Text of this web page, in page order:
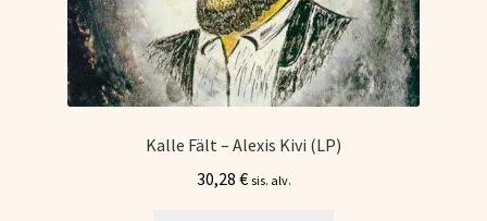
Kalle Fält – Alexis Kivi (LP)
30,28 € sis. alv.